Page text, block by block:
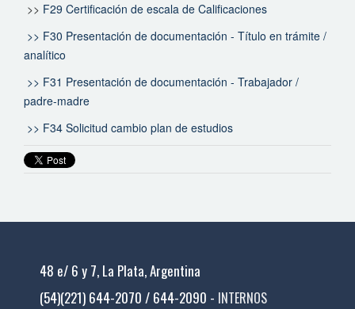
>> F29 Certificación de escala de Calificaciones
>> F30 Presentación de documentación - Título en trámite /
analítico
>> F31 Presentación de documentación - Trabajador /
padre-madre
>> F34 Solicitud cambio plan de estudios
48 e/ 6 y 7, La Plata, Argentina
(54)(221) 644-2070 / 644-2090 - INTERNOS